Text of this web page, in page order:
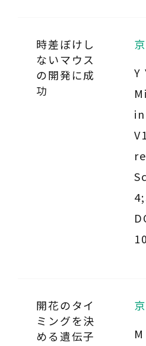
時差ぼけし
ないマウス
の開発に成
功
Y
開花のタイ
ミングを決
める遺伝子